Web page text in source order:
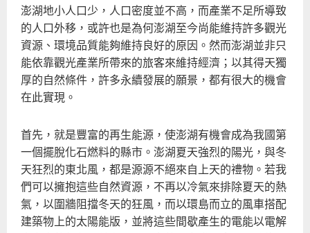
澎湖地小人口少，人口密度並不高，而產業不足所導致
的人口外移，或許也是為何澎湖至今尚能維持許多觀光
資源、環境品質能夠維持良好的原因。然而澎湖並非只
能依靠觀光產業所帶來的旅客來維持經濟；以其得天獨
厚的自然條件，許多永續發展的願景，都有很大的機會
在此實現。
首先，就是豐富的再生能源，使澎湖有機會成為我國第
一個擺脫化石燃料的縣市。澎湖夏天強烈的陽光，與冬
天狂烈的東北風，都是源源不絕來自上天的禮物。若我
們可以擁抱這些自然資源，不再以冷氣來排除夏天的熱
氣，以圍牆阻擋冬天的狂風，而以環島而立的風車搭配
建築物上的太陽能版，並將這些間歇產生的電能以電解